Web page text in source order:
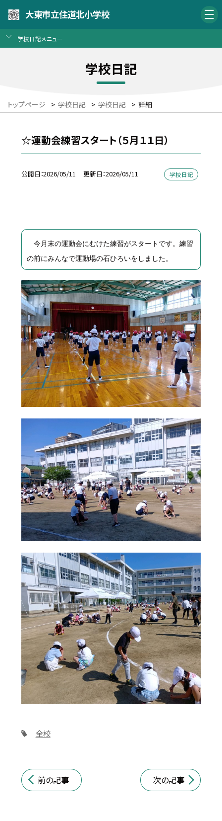
大東市立住道北小学校
学校日記メニュー
学校日記
トップページ > 学校日記 > 学校日記 > 詳細
☆運動会練習スタート（５月１１日）
公開日 2026/05/11 更新日 2026/05/11 学校日記
今月末の運動会にむけた練習がスタートです。練習
の前にみんなで運動場の石ひろいをしました。
全校
前の記事 次の記事